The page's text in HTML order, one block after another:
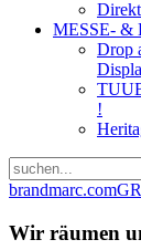
MESSE-
Drop
!
brandmarc.com
Wir räumen